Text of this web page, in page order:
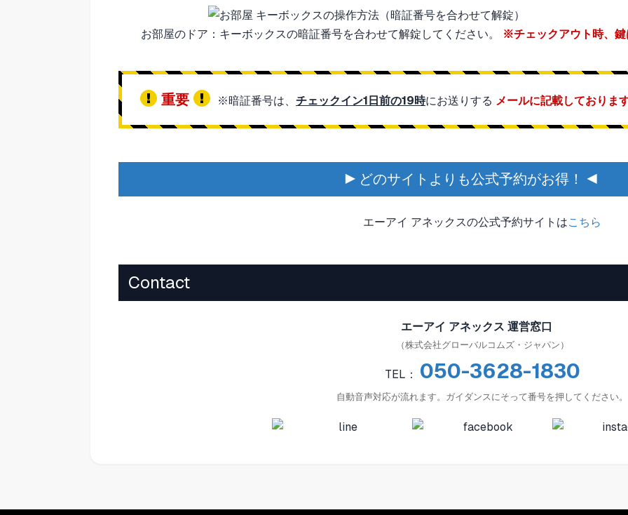
お部屋のドア：キーボックスの暗証番号を合わせて解錠してください。 ※チェックアウト時、
重要 ※暗証番号は、 チェックイン1日前の19時にお送りする メールに記載しておりま
▶ どのサイトよりも公式予約がお得！ ◀
エーアイ アネックスの公式予約サイトはこちら
Contact
エーアイ アネックス 運営窓口
（株式会社グローバルコムズ・ジャパン）
TEL： 050-3628-1830
自動音声対応が流れます。ガイダンスにそって番号を押してください。